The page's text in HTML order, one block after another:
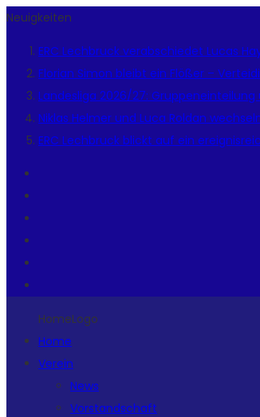
Neuigkeiten
ERC Lechbruck verabschiedet Lucas
Florian Simon bleibt ein Flößer –
Landesliga 2026/27:
Niklas Helmer und Luca Roldan
ERC Lechbruck blickt auf ein
HomeLogo
Home
Verein
News
Vorstandschaft